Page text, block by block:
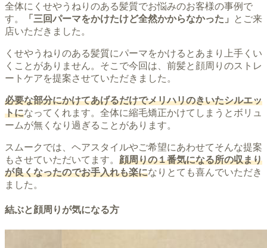
全体にくせやうねりのある髪質でお悩みのお客様の事例で
す。
「三回パーマをかけたけど全然かからなかった」
とご来
店いただきました。
くせやうねりのある髪質にパーマをかけるとあまり上手くい
くことがありません。そこで今回は、前髪と顔周りのストレ
ートケアを提案させていただきました。
必要な部分にかけてあげるだけでメリハリのきいたシルエッ
トになってくれます。全体に縮毛矯正かけてしまうとボリュ
ームが無くなり過ぎることがあります。
スムークでは、ヘアスタイルやご希望にあわせてそんな提案
もさせていただいてます。 顔周りの１番気になる所の収まり
が良くなったのでお手入れも楽になりとても喜んでいただき
ました。
結ぶと顔周りが気になる方